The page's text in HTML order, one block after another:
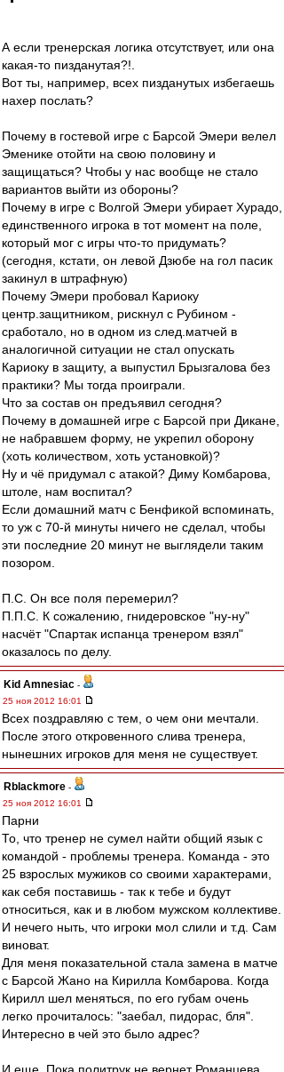
А если тренерская логика отсутствует, или она
какая-то пизданутая?!.
Вот ты, например, всех пизданутых избегаешь
нахер послать?
Почему в гостевой игре с Барсой Эмери велел
Эменике отойти на свою половину и
защищаться? Чтобы у нас вообще не стало
вариантов выйти из обороны?
Почему в игре с Волгой Эмери убирает Хурадо,
единственного игрока в тот момент на поле,
который мог с игры что-то придумать?
(сегодня, кстати, он левой Дзюбе на гол пасик
закинул в штрафную)
Почему Эмери пробовал Кариоку
центр.защитником, рискнул с Рубином -
сработало, но в одном из след.матчей в
аналогичной ситуации не стал опускать
Кариоку в защиту, а выпустил Брызгалова без
практики? Мы тогда проиграли.
Что за состав он предъявил сегодня?
Почему в домашней игре с Барсой при Дикане,
не набравшем форму, не укрепил оборону
(хоть количеством, хоть установкой)?
Ну и чё придумал с атакой? Диму Комбарова,
штоле, нам воспитал?
Если домашний матч с Бенфикой вспоминать,
то уж с 70-й минуты ничего не сделал, чтобы
эти последние 20 минут не выглядели таким
позором.
П.С. Он все поля перемерил?
П.П.С. К сожалению, гнидеровское "ну-ну"
насчёт "Спартак испанца тренером взял"
оказалось по делу.
Kid Amnesiac -
25 ноя 2012 16:01
Всех поздравляю с тем, о чем они мечтали.
После этого откровенного слива тренера,
нынешних игроков для меня не существует.
Rblackmore -
25 ноя 2012 16:01
Парни
То, что тренер не сумел найти общий язык с
командой - проблемы тренера. Команда - это
25 взрослых мужиков со своими характерами,
как себя поставишь - так к тебе и будут
относиться, как и в любом мужском коллективе.
И нечего ныть, что игроки мол слили и т.д. Сам
виноват.
Для меня показательной стала замена в матче
с Барсой Жано на Кирилла Комбарова. Когда
Кирилл шел меняться, по его губам очень
легко прочиталось: "заебал, пидорас, бля".
Интересно в чей это было адрес?